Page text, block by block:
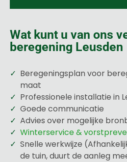
Wat kunt u van ons
beregening Leusden
Beregeningsplan voor
maat
Professionele installatie in
Goede communicatie
Advies over mogelijke
Winterservice &
Snelle werkwijze
de tuin, duurt de aanleg